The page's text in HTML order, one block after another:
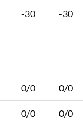
-30 -30
0/0 0/0
0/0 0/0